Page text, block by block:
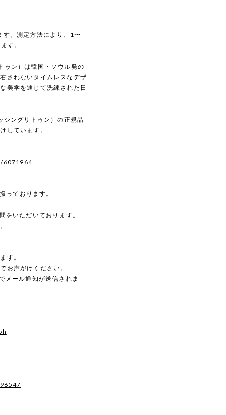
。測定方法により、1〜
す。
ゥン）は韓国・ソウル発の
されないタイムレスなデザ
美学を通じて洗練された日
ングリトゥン）の正規品
しています。
6071964
ております。
をいただいております。
す。
お声がけください。
メール通知が送信されま